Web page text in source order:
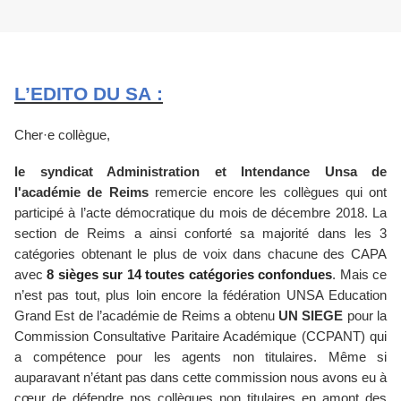
L’EDITO DU SA :
Cher·e collègue,
le syndicat Administration et Intendance Unsa de
l'académie de Reimsremercie encore les collègues qui ont
participé à l’acte démocratique du mois de décembre 2018. La
section de Reims a ainsi conforté sa majorité dans les 3
catégories obtenant le plus de voix dans chacune des CAPA
avec8 sièges sur 14 toutes catégories confondues. Mais ce
n’est pas tout, plus loin encore la fédération UNSA Education
Grand Est de l’académie de Reims a obtenu UN SIEGE pour la
Commission Consultative Paritaire Académique (CCPANT) qui
a compétence pour les agents non titulaires. Même si
auparavant n’étant pas dans cette commission nous avons eu à